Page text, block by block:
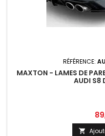
RÉFÉRENCE:
MAXTON - LAMES DE
AUDI S8
